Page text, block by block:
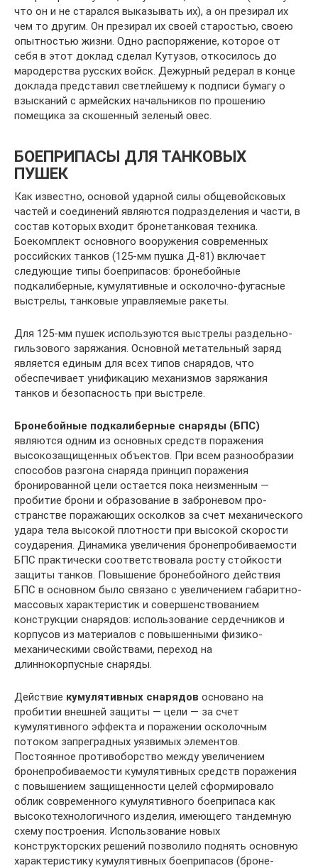
БОЕПРИПАСЫ ДЛЯ ТАНКОВЫХ
ПУШЕК
Как известно, основой ударной силы общевойсковых
час­тей и соединений являются подразделения и части, в
состав которых входит бронетанковая техника.
Боекомплект основ­ного вооружения современных
российских танков (125-мм пушка Д-81) включает
следующие типы боеприпасов: броне­бойные
подкалиберные, кумулятивные и осколочно-фугас­ные
выстрелы, танковые управляемые ракеты.
Для 125-мм пушек используются выстрелы раздельно-
гиль­зового заряжания. Основной метательный заряд
является еди­ным для всех типов снарядов, что
обеспечивает унификацию механизмов заряжания
танков и безопасность при выстреле.
Бронебойные подкалиберные снаряды (БПС)
являются од­ним из основных средств поражения
высокозащищенных объ­ектов. При всем разнообразии
способов разгона снаряда принцип поражения
бронированной цели остается пока неиз­менным —
пробитие брони и образование в заброневом про­
странстве поражающих осколков за счет механического
удара тела высокой плотности при высокой скорости
соударения. Динамика увеличения бронепробиваемости
БПС практически соответствовала росту стойкости
защиты танков. Повышение бронебойного действия
БПС в основном было связано с уве­личением габаритно-
массовых характеристик и совершенст­вованием
конструкции снарядов: использование сердечников и
корпусов из материалов с повышенными физико-
механиче­скими свойствами, переход на
длиннокорпусные снаряды.
Действие кумулятивных снарядов основано на
пробитии внешней защиты — цели — за счет
кумулятивного эффекта и поражении осколочным
потоком запреградных уязвимых эле­ментов.
Постоянное противоборство между увеличением
бронепробиваемости кумулятивных средств поражения
с по­вышением защищенности целей сформировало
облик совре­менного кумулятивного боеприпаса как
высокотехнологично­го изделия, имеющего тандемную
схему построения. Исполь­зование новых
конструкторских решений позволило поднять основную
характеристику кумулятивных боеприпасов (броне-